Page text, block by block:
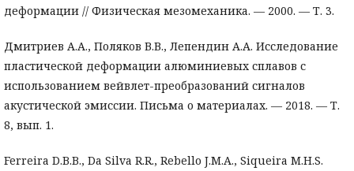
деформации // Физическая мезомеханика. — 2000. — Т. 3.
Дмитриев А.А., Поляков В.В., Лепендин А.А. Исследование
пластической деформации алюминиевых сплавов с
использованием вейвлет-преобразований сигналов
акустической эмиссии. Письма о материалах. — 2018. — Т.
8, вып. 1.
Ferreira D.B.B., Da Silva R.R., Rebello J.M.A., Siqueira M.H.S.